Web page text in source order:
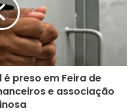
preso em Feira de
e associação